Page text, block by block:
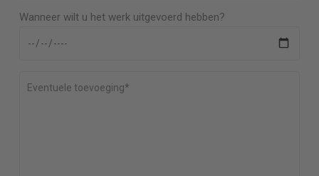
Wanneer wilt u het werk uitgevoerd hebben?